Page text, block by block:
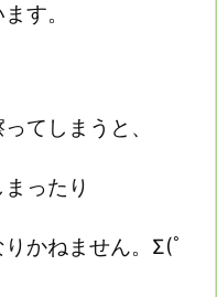
す。
てしまうと、
ったり
かねません。Σ(ﾟ